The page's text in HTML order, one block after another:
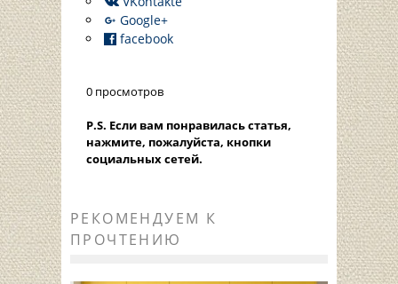
Google+
facebook
0 просмотров
P.S. Если вам понравилась статья,
нажмите, пожалуйста, кнопки
социальных сетей.
РЕКОМЕНДУЕМ К
ПРОЧТЕНИЮ